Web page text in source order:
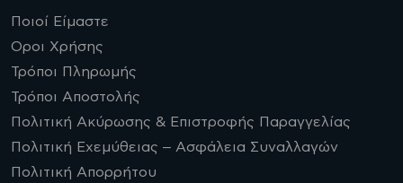
Ποιοί Είμαστε
Οροι Χρήσης
Τρόποι Πληρωμής
Τρόποι Αποστολής
Πολιτική Ακύρωσης & Επιστροφής Παραγγελίας
Πολιτική Εχεμύθειας – Ασφάλεια Συναλλαγών
Πολιτική Απορρήτου